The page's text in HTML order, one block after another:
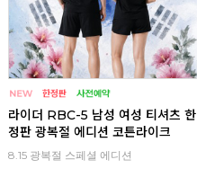
라이더 RBC-5 남성 여성 티셔츠 한
정판 광복절 에디션 코튼라이크
8.15 광복절 스페셜 에디션